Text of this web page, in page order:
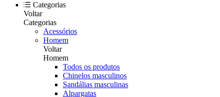
Categorias
Voltar
Categorias
Acessórios
Homem
Voltar
Homem
Todos os produtos
Chinelos masculinos
Sandálias masculinas
Alpargatas